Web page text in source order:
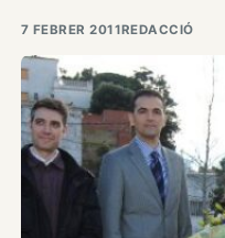
7 FEBRER 2011REDACCIÓ